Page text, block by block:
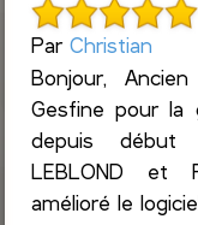
ParChristian
Bonjour,
Gesfine pour la
depuis début
LEBLOND et
amélioré le